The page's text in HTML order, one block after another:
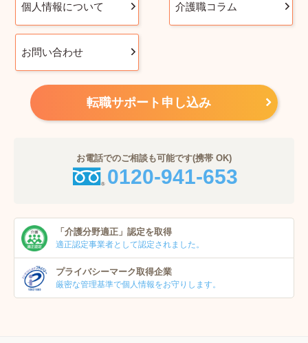
個人情報について 介護職コラム
お問い合わせ
転職サポート申し込み
お電話でのご相談も可能です(携帯 OK)
0120-941-653
「介護分野適正」 認定を取得
適正認定事業者として認定されました。
プライバシーマーク取得企業
厳密な管理基準で個人情報をお守りします。